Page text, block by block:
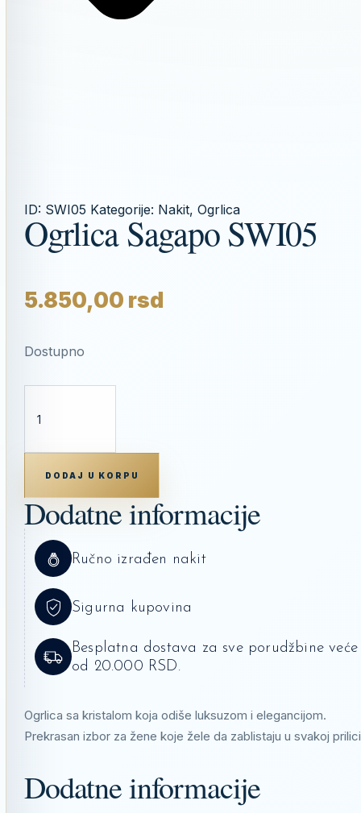
ID: SWI05 Kategorije: Nakit, Ogrlica
Ogrlica Sagapo SWI05
5.850,00 rsd
Dostupno
SWI05
KOLIČINA
DODAJ U KORPU
Dodatne informacije
Ručno izrađen nakit
Sigurna kupovina
Besplatna dostava za sve porudžbine veće
od 20.000 RSD.
Ogrlica sa kristalom koja odiše luksuzom i elegancijom.
Prekrasan izbor za žene koje žele da zablistaju u svakoj
Dodatne informacije